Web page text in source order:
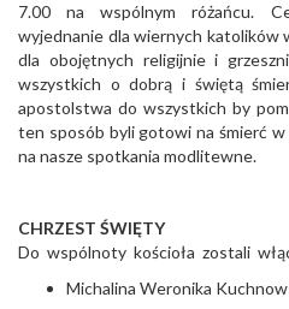
7.00 na wspólnym różańcu.
wyjednanie dla wiernych katolików
dla obojętnych religijnie i
wszystkich o dobrą i świętą
apostolstwa do wszystkich by
ten sposób byli gotowi na śmierć w
na nasze spotkania modlitewne.
CHRZEST ŚWIĘTY
Do wspólnoty kościoła zostali
Michalina Weronika